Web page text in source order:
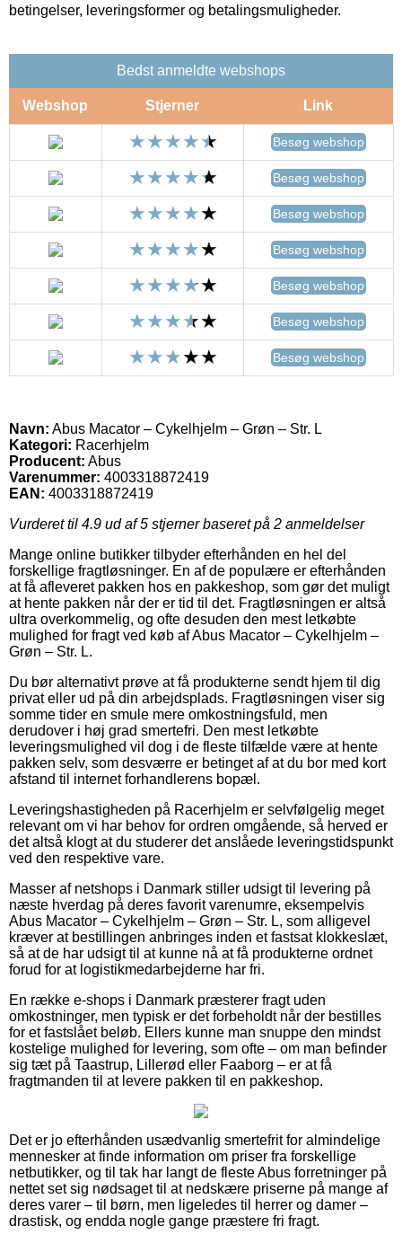
betingelser, leveringsformer og betalingsmuligheder.
Bedst anmeldte webshops
Webshop Stjerner Link
Besøg webshop
Besøg webshop
Besøg webshop
Besøg webshop
Besøg webshop
Besøg webshop
Besøg webshop
Navn: Abus Macator – Cykelhjelm – Grøn – Str. L
Kategori: Racerhjelm
Producent: Abus
Varenummer: 4003318872419
EAN: 4003318872419
Vurderet til 4.9 ud af 5 stjerner baseret på 2 anmeldelser
Mange online butikker tilbyder efterhånden en hel del
forskellige fragtløsninger. En af de populære er efterhånden
at få afleveret pakken hos en pakkeshop, som gør det muligt
at hente pakken når der er tid til det. Fragtløsningen er altså
ultra overkommelig, og ofte desuden den mest letkøbte
mulighed for fragt ved køb af Abus Macator – Cykelhjelm –
Grøn – Str. L.
Du bør alternativt prøve at få produkterne sendt hjem til dig
privat eller ud på din arbejdsplads. Fragtløsningen viser sig
somme tider en smule mere omkostningsfuld, men
derudover i høj grad smertefri. Den mest letkøbte
leveringsmulighed vil dog i de fleste tilfælde være at hente
pakken selv, som desværre er betinget af at du bor med kort
afstand til internet forhandlerens bopæl.
Leveringshastigheden på Racerhjelm er selvfølgelig meget
relevant om vi har behov for ordren omgående, så herved er
det altså klogt at du studerer det anslåede leveringstidspunkt
ved den respektive vare.
Masser af netshops i Danmark stiller udsigt til levering på
næste hverdag på deres favorit varenumre, eksempelvis
Abus Macator – Cykelhjelm – Grøn – Str. L, som alligevel
kræver at bestillingen anbringes inden et fastsat klokkeslæt,
så at de har udsigt til at kunne nå at få produkterne ordnet
forud for at logistikmedarbejderne har fri.
En række e-shops i Danmark præsterer fragt uden
omkostninger, men typisk er det forbeholdt når der bestilles
for et fastslået beløb. Ellers kunne man snuppe den mindst
kostelige mulighed for levering, som ofte – om man befinder
sig tæt på Taastrup, Lillerød eller Faaborg – er at få
fragtmanden til at levere pakken til en pakkeshop.
Det er jo efterhånden usædvanlig smertefrit for almindelige
mennesker at finde information om priser fra forskellige
netbutikker, og til tak har langt de fleste Abus forretninger på
nettet set sig nødsaget til at nedskære priserne på mange af
deres varer – til børn, men ligeledes til herrer og damer –
drastisk, og endda nogle gange præstere fri fragt.